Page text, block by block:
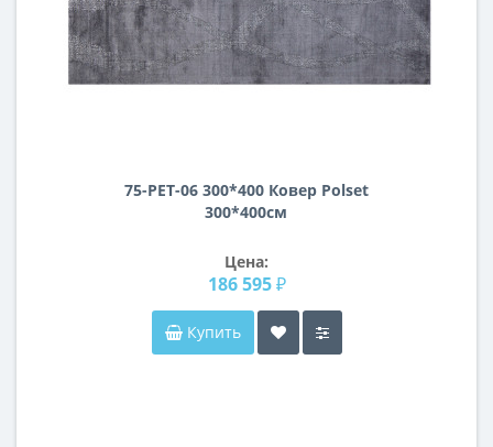
75-PET-06 300*400 Ковер Polset
300*400см
Цена:
186 595 ₽
Купить